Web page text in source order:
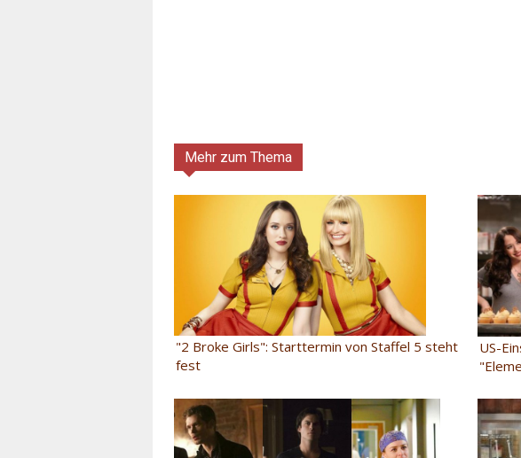
Mehr zum Thema
"2 Broke Girls": Starttermin von Staffel 5 steht
fest
US-